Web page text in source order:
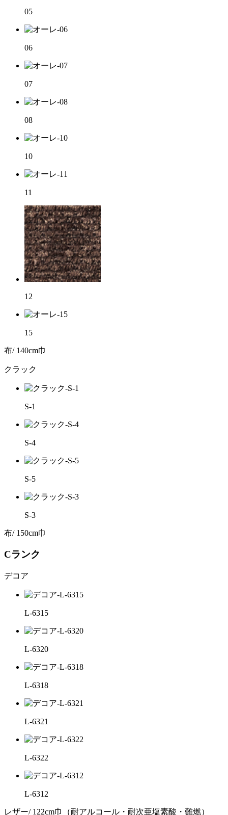
05
06
07
08
10
11
12
15
布/ 140cm巾
クラック
S-1
S-4
S-5
S-3
布/ 150cm巾
Cランク
デコア
L-6315
L-6320
L-6318
L-6321
L-6322
L-6312
レザー/ 122cm巾（耐アルコール・耐次亜塩素酸・難燃）